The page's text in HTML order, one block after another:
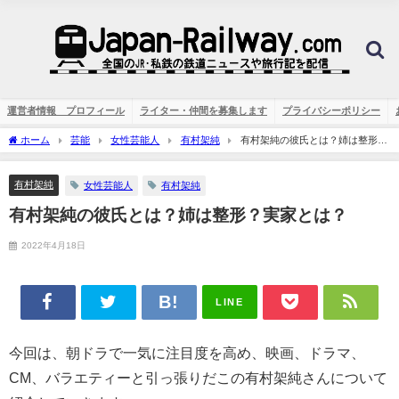
運営者情報 プロフィール ライター・仲間を募集します プライバシーポリシー
ホーム 芸能 女性芸能人 有村架純
有村架純の彼氏とは？姉は整形？
実家とは？
有村架純 女性芸能人 有村架純
有村架純の彼氏とは？姉は整形？実家とは？
2022年4月18日
LINE
今回は、朝ドラで一気に注目度を高め、映画、ドラマ、
CM、バラエティーと引っ張りだこの有村架純さんについて